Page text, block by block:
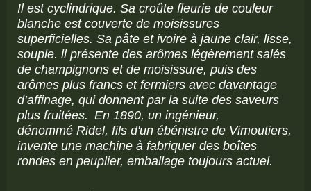
Il est cyclindrique. Sa croûte fleurie de couleur
blanche est couverte de moisissures
superficielles. Sa pâte et ivoire à jaune clair, lisse,
souple. ll présente des arômes légèrement salés
de champignons et de moisissure, puis des
arômes plus francs et fermiers avec davantage
d’affinage, qui donnent par la suite des saveurs
plus fruitées. En 1890, un ingénieur,
dénommé Ridel, fils d'un ébénistre de Vimoutiers,
invente une machine à fabriquer des boîtes
rondes en peuplier, emballage toujours actuel.